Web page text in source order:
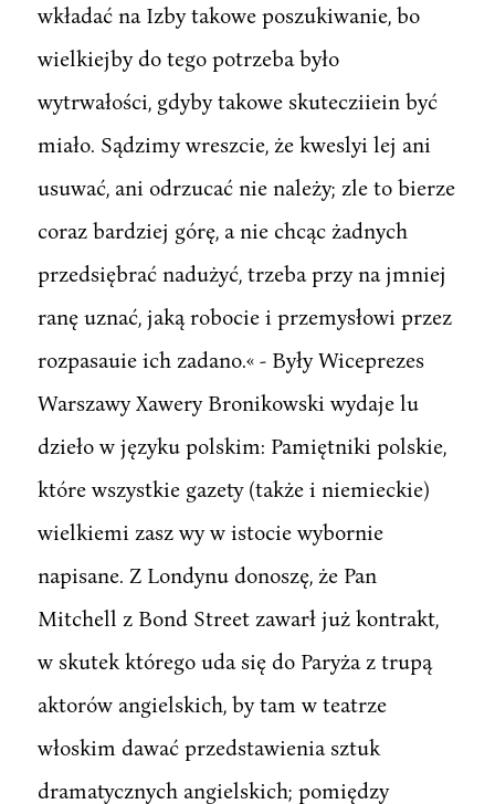
wkładać na Izby takowe poszukiwanie, bo
wielkiejby do tego potrzeba było
wytrwałości, gdyby takowe skutecziiein być
miało. Sądzimy wreszcie, że kweslyi lej ani
usuwać, ani odrzucać nie należy; zle to bierze
coraz bardziej górę, a nie chcąc żadnych
przedsiębrać nadużyć, trzeba przy na jmniej
ranę uznać, jaką robocie i przemysłowi przez
rozpasauie ich zadano.« - Były Wiceprezes
Warszawy Xawery Bronikowski wydaje lu
dzieło w języku polskim: Pamiętniki polskie,
które wszystkie gazety (także i niemieckie)
wielkiemi zasz wy w istocie wybornie
napisane. Z Londynu donoszę, że Pan
Mitchell z Bond Street zawarł już kontrakt,
w skutek którego uda się do Paryża z trupą
aktorów angielskich, by tam w teatrze
włoskim dawać przedstawienia sztuk
dramatycznych angielskich; pomiędzy